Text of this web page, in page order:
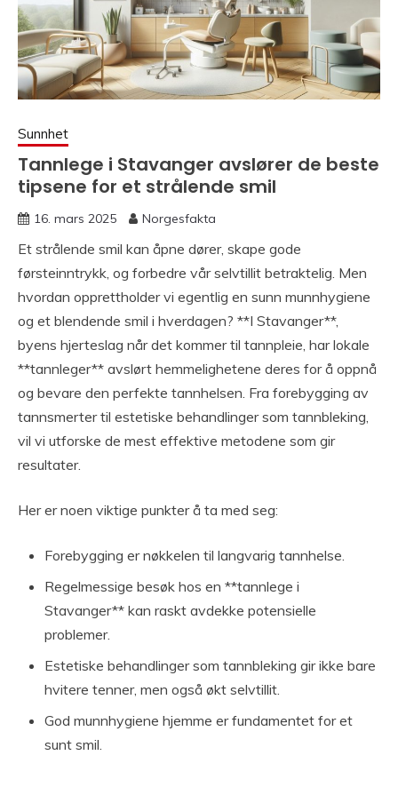
Sunnhet
Tannlege i Stavanger avslører de beste
tipsene for et strålende smil
16. mars 2025 Norgesfakta
Et strålende smil kan åpne dører, skape gode
førsteinntrykk, og forbedre vår selvtillit betraktelig. Men
hvordan opprettholder vi egentlig en sunn munnhygiene
og et blendende smil i hverdagen? **I Stavanger**,
byens hjerteslag når det kommer til tannpleie, har lokale
**tannleger** avslørt hemmelighetene deres for å oppnå
og bevare den perfekte tannhelsen. Fra forebygging av
tannsmerter til estetiske behandlinger som tannbleking,
vil vi utforske de mest effektive metodene som gir
resultater.
Her er noen viktige punkter å ta med seg:
Forebygging er nøkkelen til langvarig tannhelse.
Regelmessige besøk hos en **tannlege i
Stavanger** kan raskt avdekke potensielle
problemer.
Estetiske behandlinger som tannbleking gir ikke bare
hvitere tenner, men også økt selvtillit.
God munnhygiene hjemme er fundamentet for et
sunt smil.